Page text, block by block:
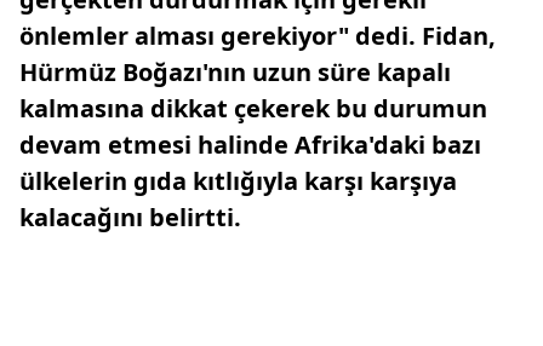
önlemler alması gerekiyor" dedi. Fidan,
Hürmüz Boğazı'nın uzun süre kapalı
kalmasına dikkat çekerek bu durumun
devam etmesi halinde Afrika'daki bazı
ülkelerin gıda kıtlığıyla karşı karşıya
kalacağını belirtti.